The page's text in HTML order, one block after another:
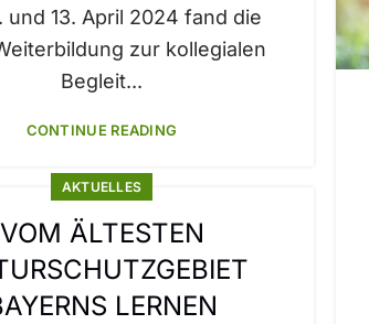
und 13. April 2024 fand die
zur kollegialen
Begleit...
CONTINUE READING
AKTUELLES
VOM ÄLTESTEN
LERNEN